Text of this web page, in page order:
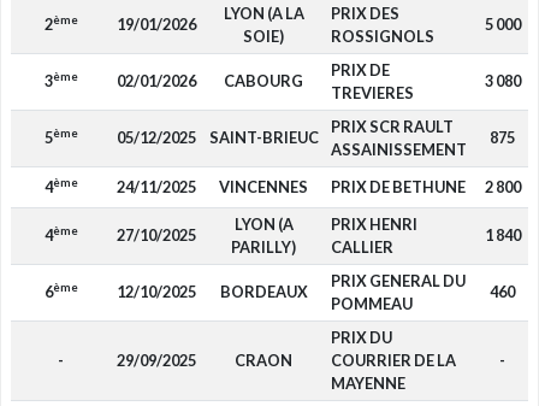
2ème 19/01/2026
LYON (A LA
SOIE)
PRIX DES
ROSSIGNOLS
5 000
3ème 02/01/2026 CABOURG
PRIX DE
TREVIERES
3 080
5ème 05/12/2025 SAINT-BRIEUC
PRIX SCR RAULT
ASSAINISSEMENT
875
4ème 24/11/2025 VINCENNES PRIX DE BETHUNE 2 800
4ème 27/10/2025
LYON (A
PARILLY)
PRIX HENRI
CALLIER
1 840
6ème 12/10/2025 BORDEAUX
PRIX GENERAL DU
POMMEAU
460
- 29/09/2025 CRAON
PRIX DU
COURRIER DE LA
MAYENNE
-